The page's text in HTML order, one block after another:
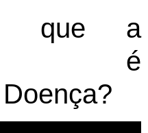
que a
é